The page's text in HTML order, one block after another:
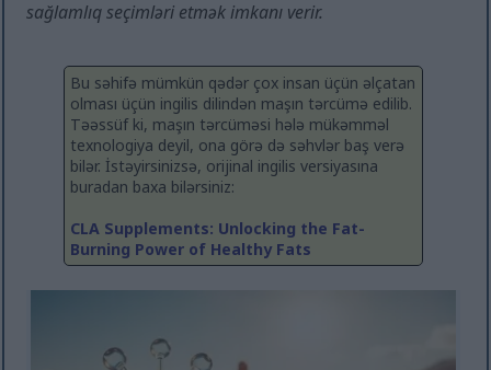
sağlamlıq seçimləri etmək imkanı verir.
Bu səhifə mümkün qədər çox insan üçün əlçatan
olması üçün ingilis dilindən maşın tərcümə edilib.
Təəssüf ki, maşın tərcüməsi hələ mükəmməl
texnologiya deyil, ona görə də səhvlər baş verə
bilər. İstəyirsinizsə, orijinal ingilis versiyasına
buradan baxa bilərsiniz:
CLA Supplements: Unlocking the Fat-
Burning Power of Healthy Fats